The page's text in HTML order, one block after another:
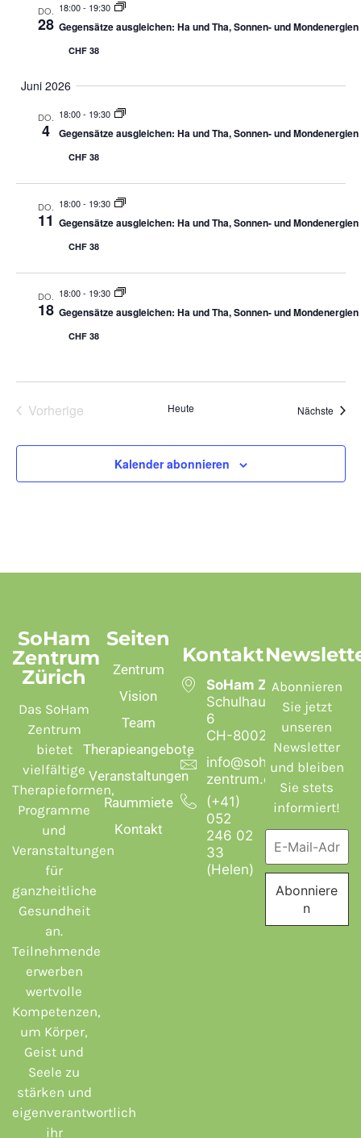
DO.
28
18:00- 19:30
Gegensätze ausgleichen: Ha und Tha, Sonnen- und Mondenergien
CHF 38
Juni 2026
DO.
4
18:00- 19:30
Gegensätze ausgleichen: Ha und Tha, Sonnen- und Mondenergien
CHF 38
DO.
11
18:00- 19:30
Gegensätze ausgleichen: Ha und Tha, Sonnen- und Mondenergien
CHF 38
DO.
18
18:00- 19:30
Gegensätze ausgleichen: Ha und Tha, Sonnen- und Mondenergien
CHF 38
VorherigeVeranstaltungenHeute Nächste
Kalender abonnieren
SoHam
Zentrum
Zürich
Das SoHam
Zentrum
bietet
vielfältige
Therapieformen,
Programme
und
Veranstaltungen
für
ganzheitliche
Gesundheit
an.
Teilnehmende
erwerben
wertvolle
Kompetenzen,
um Körper,
Geist und
Seele zu
stärken und
eigenverantwortlich
ihr
Seiten
Zentrum
Vision
Team
Therapieangebote
Veranstaltungen
Raummiete
Kontakt
Kontakt
SoHam Zentrum
Schulhausstrasse
6
CH-8002 Zürich
info@soham-
zentrum.ch
(+41)
052
246 02
33
(Helen)
Abonnieren
Sie jetzt
unseren
Newsletter
und bleiben
Sie stets
informiert!